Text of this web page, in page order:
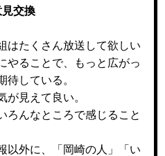
交換
はたくさん放送して欲しい
やることで、もっと広がっ
待している。
が見えて良い。
ろんなところで感じること
以外に、「岡崎の人」「い